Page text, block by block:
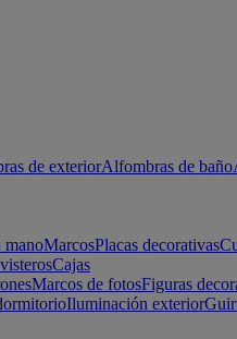
de exteriorAlfombras de baño
manoMarcosPlacas decorativas
Cajas
Marcos de fotosFiguras
Iluminación exterior